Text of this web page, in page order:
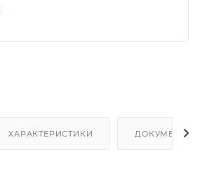
ХАРАКТЕРИСТИКИ ДОКУМЕНТЫ